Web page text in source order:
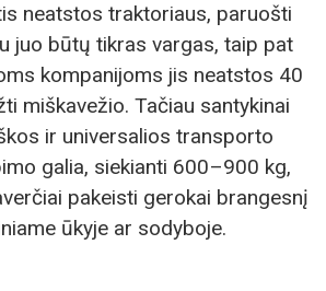
neatstos traktoriaus, paruošti
juo būtų tikras vargas, taip pat
kompanijoms jis neatstos 40
miškavežio. Tačiau santykinai
ir universalios transporto
galia, siekianti 600–900 kg,
pakeisti gerokai brangesnį
ūkyje ar sodyboje.